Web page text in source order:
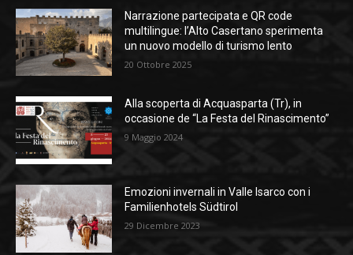
Narrazione partecipata e QR code
multilingue: l’Alto Casertano sperimenta
un nuovo modello di turismo lento
20 Ottobre 2025
Alla scoperta di Acquasparta (Tr), in
occasione de “La Festa del Rinascimento”
9 Maggio 2024
Emozioni invernali in Valle Isarco con i
Familienhotels Südtirol
29 Dicembre 2023